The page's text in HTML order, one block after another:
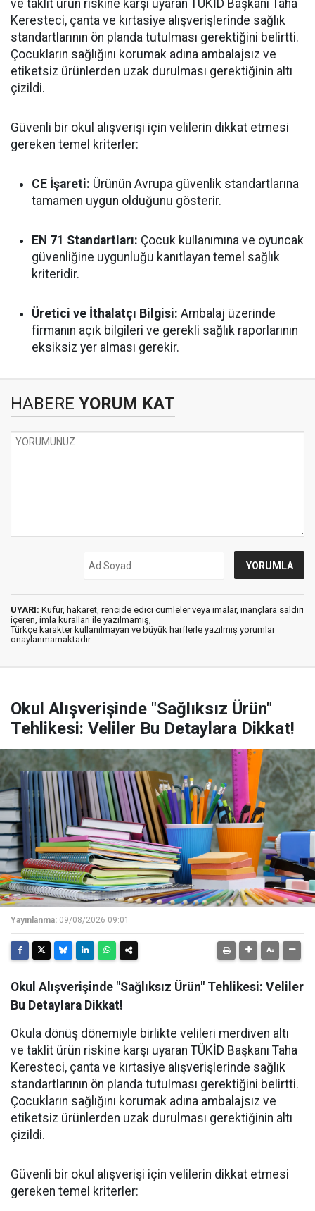
ve taklit ürün riskine karşı uyaran TÜKİD Başkanı Taha
Keresteci, çanta ve kırtasiye alışverişlerinde sağlık
standartlarının ön planda tutulması gerektiğini belirtti.
Çocukların sağlığını korumak adına ambalajsız ve
etiketsiz ürünlerden uzak durulması gerektiğinin altı
çizildi.
Güvenli bir okul alışverişi için velilerin dikkat etmesi
gereken temel kriterler:
CE İşareti: Ürünün Avrupa güvenlik standartlarına
tamamen uygun olduğunu gösterir.
EN 71 Standartları: Çocuk kullanımına ve oyuncak
güvenliğine uygunluğu kanıtlayan temel sağlık
kriteridir.
Üretici ve İthalatçı Bilgisi: Ambalaj üzerinde
firmanın açık bilgileri ve gerekli sağlık raporlarının
eksiksiz yer alması gerekir.
HABERE YORUM KAT
UYARI: Küfür, hakaret, rencide edici cümleler veya imalar, inançlara saldırı
içeren, imla kuralları ile yazılmamış,
Türkçe karakter kullanılmayan ve büyük harflerle yazılmış yorumlar
onaylanmamaktadır.
Okul Alışverişinde "Sağlıksız Ürün"
Tehlikesi: Veliler Bu Detaylara Dikkat!
Yayınlanma: 09/08/2026 09:01
Okul Alışverişinde "Sağlıksız Ürün" Tehlikesi: Veliler
Bu Detaylara Dikkat!
Okula dönüş dönemiyle birlikte velileri merdiven altı
ve taklit ürün riskine karşı uyaran TÜKİD Başkanı Taha
Keresteci, çanta ve kırtasiye alışverişlerinde sağlık
standartlarının ön planda tutulması gerektiğini belirtti.
Çocukların sağlığını korumak adına ambalajsız ve
etiketsiz ürünlerden uzak durulması gerektiğinin altı
çizildi.
Güvenli bir okul alışverişi için velilerin dikkat etmesi
gereken temel kriterler: